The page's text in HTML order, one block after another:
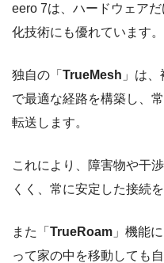
eero 7は、ハードウェア
化技術にも優れています。
独自の「 TrueMesh 」は
で最適な経路を構築し、
転送します。
これにより、障害物や干
くく、常に安定した接続
また「 TrueRoam 」機能
って家の中を移動しても